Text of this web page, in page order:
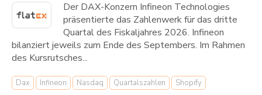
Der DAX-Konzern Infineon Technologies
präsentierte das Zahlenwerk für das dritte
Quartal des Fiskaljahres 2026. Infineon
bilanziert jeweils zum Ende des Septembers. Im Rahmen
des Kursrutsches...
Dax Infineon Nasdaq Quartalszahlen Shopify